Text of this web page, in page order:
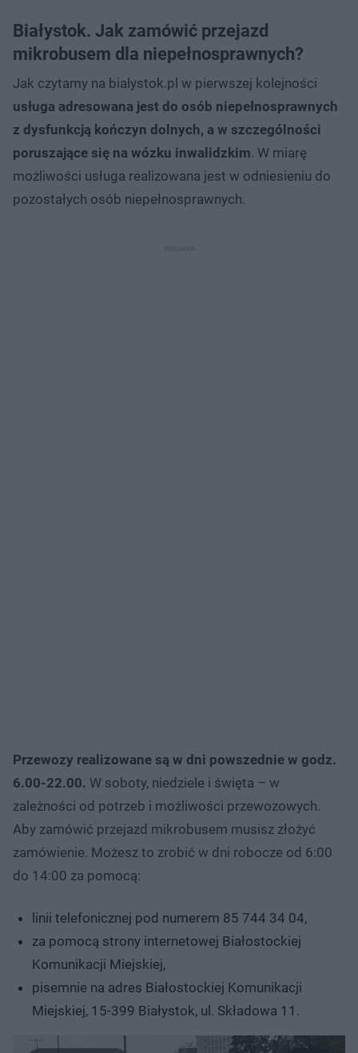
Białystok. Jak zamówić przejazd
mikrobusem dla niepełnosprawnych?
Jak czytamy na bialystok.pl w pierwszej kolejności
usługa adresowana jest do osób niepełnosprawnych
z dysfunkcją kończyn dolnych, a w szczególności
poruszające się na wózku inwalidzkim. W miarę
możliwości usługa realizowana jest w odniesieniu do
pozostałych osób niepełnosprawnych.
Przewozy realizowane są w dni powszednie w godz.
6.00-22.00. W soboty, niedziele i święta – w
zależności od potrzeb i możliwości przewozowych.
Aby zamówić przejazd mikrobusem musisz złożyć
zamówienie. Możesz to zrobić w dni robocze od 6:00
do 14:00 za pomocą:
linii telefonicznej pod numerem 85 744 34 04,
za pomocą strony internetowej Białostockiej
Komunikacji Miejskiej,
pisemnie na adres Białostockiej Komunikacji
Miejskiej, 15-399 Białystok, ul. Składowa 11.